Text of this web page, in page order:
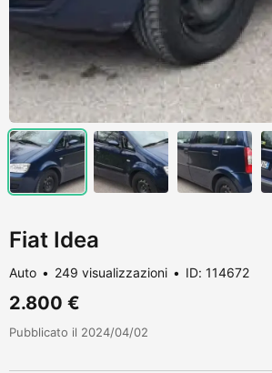
Fiat Idea
Auto 249 visualizzazioni ID: 114672
2.800 €
Pubblicato il 2024/04/02